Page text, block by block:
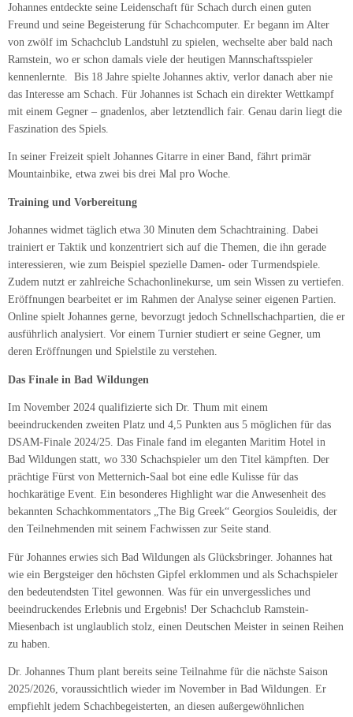
Johannes entdeckte seine Leidenschaft für Schach durch einen guten
Freund und seine Begeisterung für Schachcomputer. Er begann im Alter
von zwölf im Schachclub Landstuhl zu spielen, wechselte aber bald nach
Ramstein, wo er schon damals viele der heutigen Mannschaftsspieler
kennenlernte. Bis 18 Jahre spielte Johannes aktiv, verlor danach aber nie
das Interesse am Schach. Für Johannes ist Schach ein direkter Wettkampf
mit einem Gegner – gnadenlos, aber letztendlich fair. Genau darin liegt die
Faszination des Spiels.
In seiner Freizeit spielt Johannes Gitarre in einer Band, fährt primär
Mountainbike, etwa zwei bis drei Mal pro Woche.
Training und Vorbereitung
Johannes widmet täglich etwa 30 Minuten dem Schachtraining. Dabei
trainiert er Taktik und konzentriert sich auf die Themen, die ihn gerade
interessieren, wie zum Beispiel spezielle Damen- oder Turmendspiele.
Zudem nutzt er zahlreiche Schachonlinekurse, um sein Wissen zu vertiefen.
Eröffnungen bearbeitet er im Rahmen der Analyse seiner eigenen Partien.
Online spielt Johannes gerne, bevorzugt jedoch Schnellschachpartien, die er
ausführlich analysiert. Vor einem Turnier studiert er seine Gegner, um
deren Eröffnungen und Spielstile zu verstehen.
Das Finale in Bad Wildungen
Im November 2024 qualifizierte sich Dr. Thum mit einem
beeindruckenden zweiten Platz und 4,5 Punkten aus 5 möglichen für das
DSAM-Finale 2024/25. Das Finale fand im eleganten Maritim Hotel in
Bad Wildungen statt, wo 330 Schachspieler um den Titel kämpften. Der
prächtige Fürst von Metternich-Saal bot eine edle Kulisse für das
hochkarätige Event. Ein besonderes Highlight war die Anwesenheit des
bekannten Schachkommentators „The Big Greek“ Georgios Souleidis, der
den Teilnehmenden mit seinem Fachwissen zur Seite stand.
Für Johannes erwies sich Bad Wildungen als Glücksbringer. Johannes hat
wie ein Bergsteiger den höchsten Gipfel erklommen und als Schachspieler
den bedeutendsten Titel gewonnen. Was für ein unvergessliches und
beeindruckendes Erlebnis und Ergebnis! Der Schachclub Ramstein-
Miesenbach ist unglaublich stolz, einen Deutschen Meister in seinen Reihen
zu haben.
Dr. Johannes Thum plant bereits seine Teilnahme für die nächste Saison
2025/2026, voraussichtlich wieder im November in Bad Wildungen. Er
empfiehlt jedem Schachbegeisterten, an diesen außergewöhnlichen